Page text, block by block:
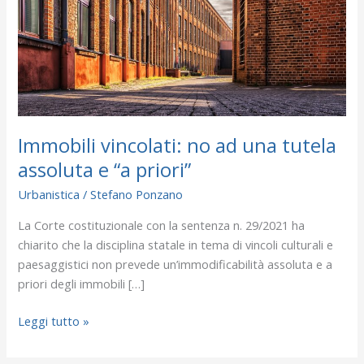
Immobili vincolati: no ad una tutela
assoluta e “a priori”
Urbanistica /Stefano Ponzano
La Corte costituzionale con la sentenza n. 29/2021 ha
chiarito che la disciplina statale in tema di vincoli culturali e
paesaggistici non prevede un’immodificabilità assoluta e a
priori degli immobili […]
tutela
assoluta
e
“a
priori”
Leggi tutto »